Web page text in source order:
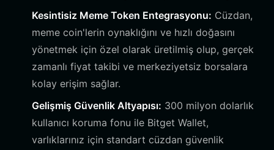
Kesintisiz Meme Token Entegrasyonu: Cüzdan,
meme coin'lerin oynaklığını ve hızlı doğasını
yönetmek için özel olarak üretilmiş olup, gerçek
zamanlı fiyat takibi ve merkeziyetsiz borsalara
kolay erişim sağlar.
Gelişmiş Güvenlik Altyapısı: 300 milyon dolarlık
kullanıcı koruma fonu ile Bitget Wallet,
varlıklarınız için standart cüzdan güvenlik